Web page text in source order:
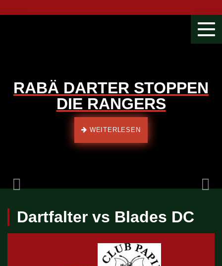
RABÄ DARTER STOPPEN
DIE RANGERS
WEITERLESEN
Previous
Dartfalter vs Blades DC